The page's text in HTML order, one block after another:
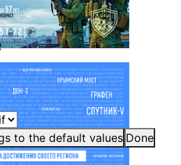
to the default values Done